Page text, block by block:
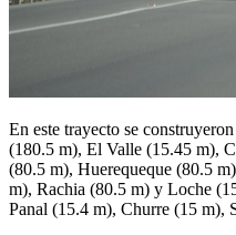
En este trayecto se
(180.5 m), El Valle (15.45 m),
(80.5 m), Huerequeque (80.5
m), Rachia (80.5 m) y Loche
Panal (15.4 m), Churre (15 m),